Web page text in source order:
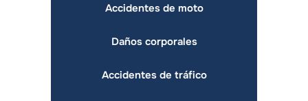
Accidentes de moto
Daños corporales
Accidentes de tráfico